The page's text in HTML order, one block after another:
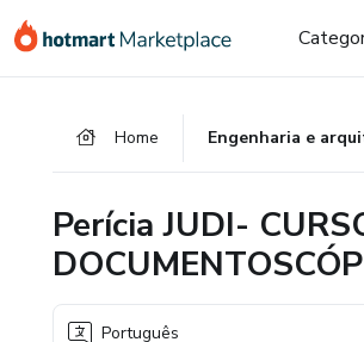
para
para
para
Home Engenharia e
Perícia JUDI-
Português